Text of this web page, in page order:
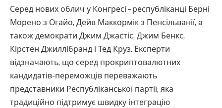
Серед нових облич у Конгресі – республіканці Берні
Морено з Огайо, Дейв Маккормік з Пенсільванії, а
також демократи Джим Джастіс, Джим Бенкс,
Кірстен Джиллібранд і Тед Круз. Експерти
відзначають, що серед прокриптовалютних
кандидатів-переможців переважають
представники Республіканської партії, яка
традиційно підтримує швидку інтеграцію